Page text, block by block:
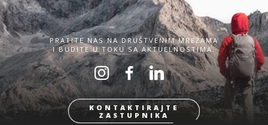
PRATITE NAS NA DRUŠTVENIM MREŽAMA
I BUDITE U TOKU SA AKTUELNOSTIMA.
KONTAKTIRAJTE
ZASTUPNIKA